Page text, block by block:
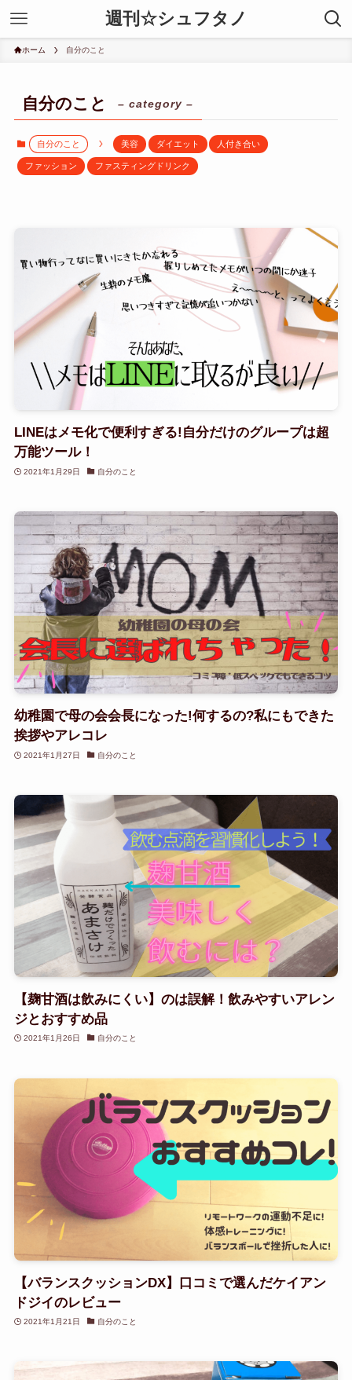
週刊☆シュフタノ
ホーム 自分のこと
自分のこと – category –
自分のこと 美容 ダイエット 人付き合い
ファッション ファスティングドリンク
LINEはメモ化で便利すぎる!自分だけのグループは超
万能ツール！
2021年1月29日 自分のこと
幼稚園で母の会会長になった!何するの?私にもできた
挨拶やアレコレ
2021年1月27日 自分のこと
【麹甘酒は飲みにくい】のは誤解！飲みやすいアレン
ジとおすすめ品
2021年1月26日 自分のこと
【バランスクッションDX】口コミで選んだケイアン
ドジイのレビュー
2021年1月21日 自分のこと